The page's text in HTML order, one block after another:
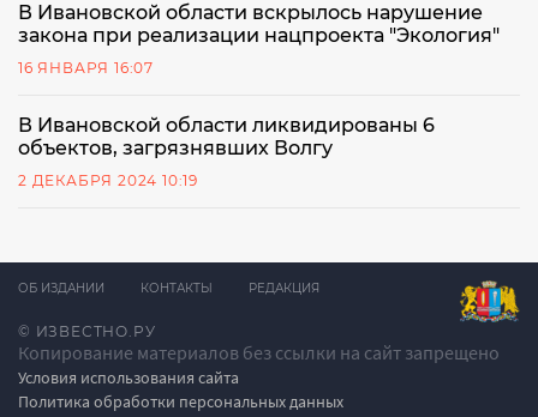
В Ивановской области вскрылось нарушение
закона при реализации нацпроекта "Экология"
16 ЯНВАРЯ 16:07
В Ивановской области ликвидированы 6
объектов, загрязнявших Волгу
2 ДЕКАБРЯ 2024 10:19
© ИЗВЕСТНО.РУ
Копирование материалов без ссылки на сайт запрещено
Условия использования сайта
Политика обработки персональных данных
ОБ ИЗДАНИИ КОНТАКТЫ РЕДАКЦИЯ